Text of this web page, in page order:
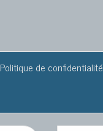
Politique de confidentialité